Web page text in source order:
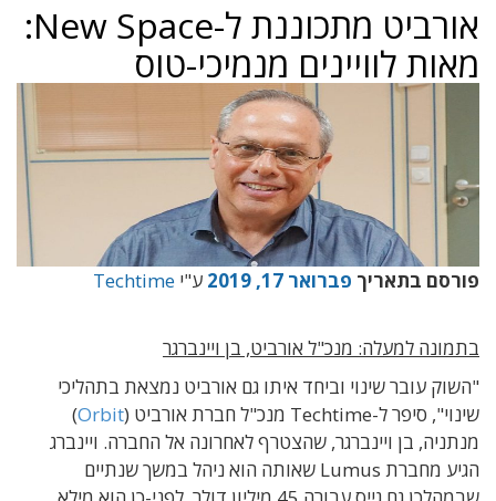
אורביט מתכוננת ל-New Space:
מאות לוויינים מנמיכי-טוס
פורסם בתאריך פברואר 17, 2019 ע"י Techtime
בתמונה למעלה: מנכ"ל אורביט, בן ויינברגר
"השוק עובר שינוי וביחד איתו גם אורביט נמצאת בתהליכי
שינוי", סיפר ל-Techtime מנכ"ל חברת אורביט (
Orbit
)
מנתניה, בן ויינברגר, שהצטרף לאחרונה אל החברה. ויינברג
הגיע מחברת Lumus שאותה הוא ניהל במשך שנתיים